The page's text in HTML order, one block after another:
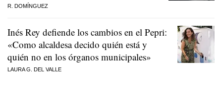
R. DOMÍNGUEZ
Inés Rey defiende los cambios en el Pepri:
«Como alcaldesa decido quién está y
quién no en los órganos municipales»
LAURA G. DEL VALLE